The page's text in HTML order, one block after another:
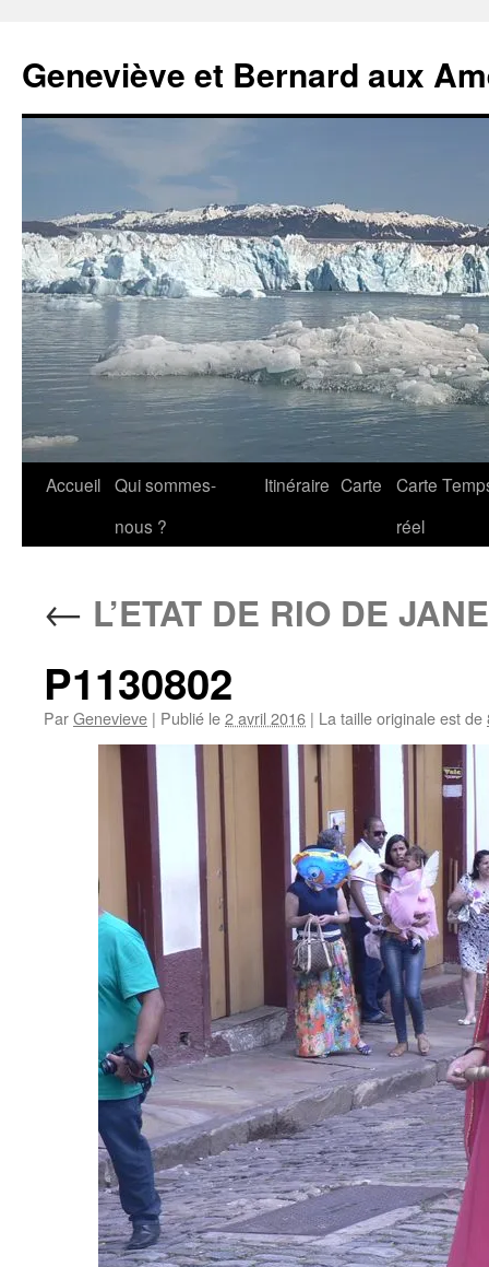
Geneviève et Bernard aux
Aller
Accueil Qui sommes-
nous ?
Itinéraire Carte
Carte
réel
← L’ETAT DE RIO DE
P1130802
ParGenevieve | Publié le2 avril 2016 | La taille originale est de